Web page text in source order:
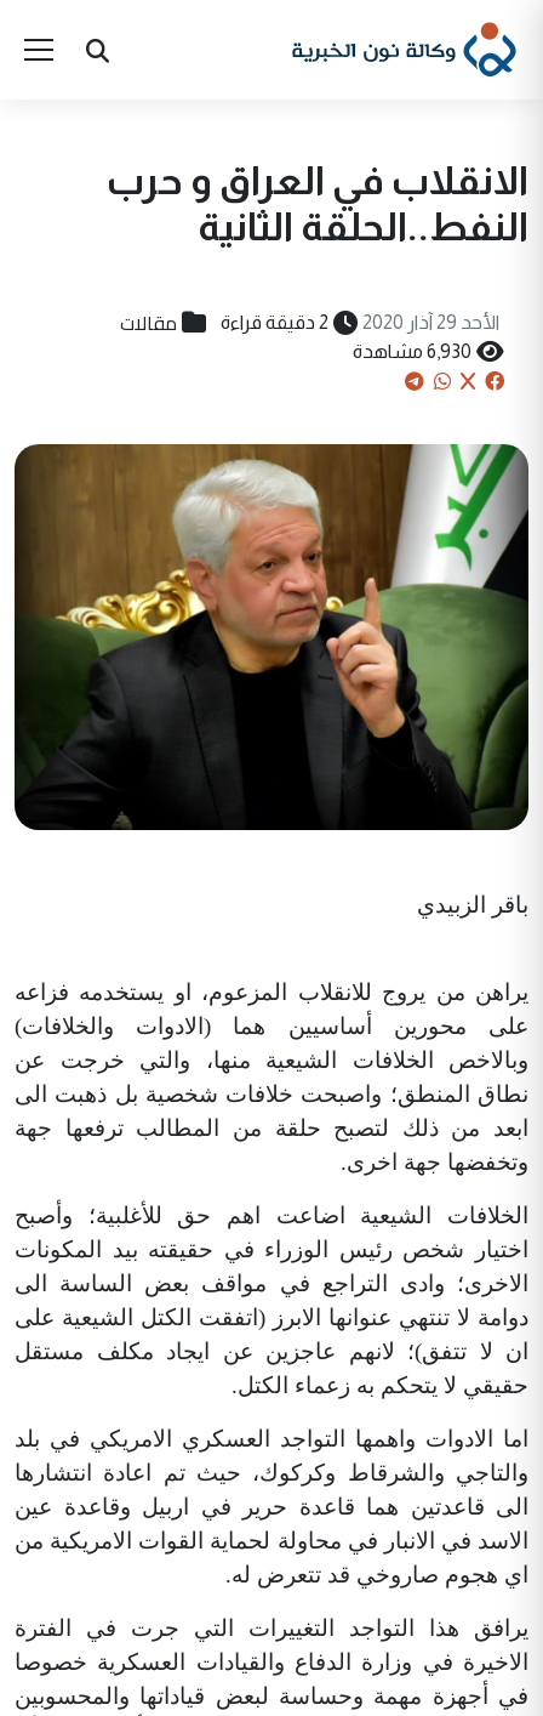
الانقلاب في العراق و حرب
النفط..الحلقة الثانية
الأحد 29 آذار 2020 2 دقيقة قراءة مقالات
6,930 مشاهدة
باقر الزبيدي
يراهن من يروج للانقلاب المزعوم، او يستخدمه فزاعه
على محورين أساسيين هما (الادوات والخلافات)
وبالاخص الخلافات الشيعية منها، والتي خرجت عن
نطاق المنطق؛ واصبحت خلافات شخصية بل ذهبت الى
ابعد من ذلك لتصبح حلقة من المطالب ترفعها جهة
وتخفضها جهة اخرى.
الخلافات الشيعية اضاعت اهم حق للأغلبية؛ وأصبح
اختيار شخص رئيس الوزراء في حقيقته بيد المكونات
الاخرى؛ وادى التراجع في مواقف بعض الساسة الى
دوامة لا تنتهي عنوانها الابرز (اتفقت الكتل الشيعية على
ان لا تتفق)؛ لانهم عاجزين عن ايجاد مكلف مستقل
حقيقي لا يتحكم به زعماء الكتل.
اما الادوات واهمها التواجد العسكري الامريكي في بلد
والتاجي والشرقاط وكركوك، حيث تم اعادة انتشارها
الى قاعدتين هما قاعدة حرير في اربيل وقاعدة عين
الاسد في الانبار في محاولة لحماية القوات الامريكية من
اي هجوم صاروخي قد تتعرض له.
يرافق هذا التواجد التغييرات التي جرت في الفترة
الاخيرة في وزارة الدفاع والقيادات العسكرية خصوصا
في أجهزة مهمة وحساسة لبعض قياداتها والمحسوبين